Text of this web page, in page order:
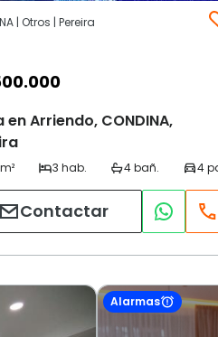
| Otros | Pereira
en Arriendo, CONDINA,
Contactar
Alarmas